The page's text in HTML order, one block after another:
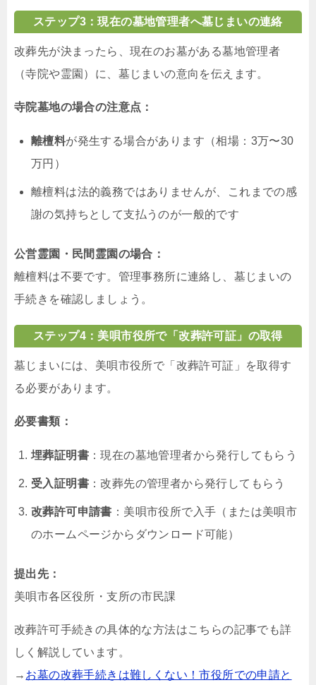
ステップ3：現在の墓地管理者へ墓じまいの連絡
改葬先が決まったら、現在のお墓がある墓地管理者
（寺院や霊園）に、墓じまいの意向を伝えます。
寺院墓地の場合の注意点：
離檀料が発生する場合があります（相場：3万〜30
万円）
離檀料は法的義務ではありませんが、これまでの感
謝の気持ちとして支払うのが一般的です
公営霊園・民間霊園の場合：
離檀料は不要です。管理事務所に連絡し、墓じまいの
手続きを確認しましょう。
ステップ4：美唄市役所で「改葬許可証」の取得
墓じまいには、美唄市役所で「改葬許可証」を取得す
る必要があります。
必要書類：
埋葬証明書 ：現在の墓地管理者から発行してもらう
受入証明書 ：改葬先の管理者から発行してもらう
改葬許可申請書 ：美唄市役所で入手（または美唄市
のホームページからダウンロード可能）
提出先：
美唄市各区役所・支所の市民課
改葬許可手続きの具体的な方法はこちらの記事でも詳
しく解説しています。
→ お墓の改葬手続きは難しくない！市役所での申請と